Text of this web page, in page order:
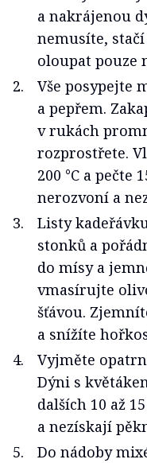
a nakrájenou
nemusíte,
oloupat pouze
Vše posypejte
a pepřem.
v rukách
rozprostřete.
200 °C a pečte
nerozvoní a
Listy
stonků a
do mísy a
vmasírujte
šťávou.
a snížíte
Vyjměte
Dýni s
dalších 10 až
a nezískají
Do nádoby